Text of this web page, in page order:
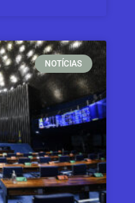
NOTÍCIAS